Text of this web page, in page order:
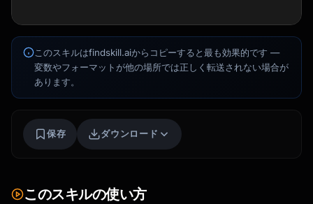
このスキルはfindskill.aiからコピーすると最も効果的です —
変数やフォーマットが他の場所では正しく転送されない場合が
あります。
保存 ダウンロード
このスキルの使い方
Kai